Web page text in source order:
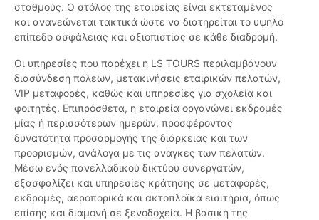
σταθμούς. Ο στόλος της εταιρείας είναι εκτεταμένος
και ανανεώνεται τακτικά ώστε να διατηρείται το υψηλό
επίπεδο ασφάλειας και αξιοπιστίας σε κάθε διαδρομή.
Οι υπηρεσίες που παρέχει η LS TOURS περιλαμβάνουν
διασύνδεση πόλεων, μετακινήσεις εταιρικών πελατών,
VIP μεταφορές, καθώς και υπηρεσίες για σχολεία και
φοιτητές. Επιπρόσθετα, η εταιρεία οργανώνει εκδρομές
μίας ή περισσότερων ημερών, προσφέροντας
δυνατότητα προσαρμογής της διάρκειας και των
προορισμών, ανάλογα με τις ανάγκες των πελατών.
Μέσω ενός πανελλαδικού δικτύου συνεργατών,
εξασφαλίζει και υπηρεσίες κράτησης σε μεταφορές,
εκδρομές, αεροπορικά και ακτοπλοϊκά εισιτήρια, όπως
επίσης και διαμονή σε ξενοδοχεία. Η βασική της